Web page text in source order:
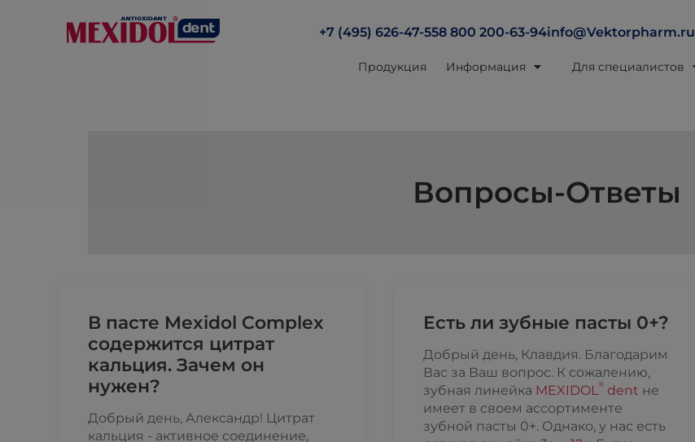
+7 (495) 626-47-558 800 200-63-94info@Vektorpharm.ru
Продукция Информация Для специалистов
Вопросы-Ответы
В пасте Mexidol Complex
содержится цитрат
кальция. Зачем он
нужен?
Добрый день, Александр! Цитрат
кальция - активное соединение,
Есть ли зубные пасты 0+?
Добрый день, Клавдия. Благодарим
Вас за Ваш вопрос. К сожалению,
зубная линейка MEXIDOL® dent не
имеет в своем ассортименте
зубной пасты 0+. Однако, у нас есть